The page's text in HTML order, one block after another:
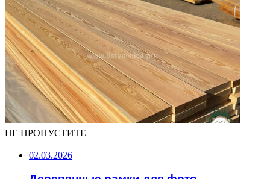
НЕ ПРОПУСТИТЕ
02.03.2026